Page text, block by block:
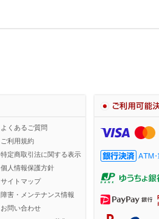
よくあるご質問
ご利用規約
特定商取引法に関する表示
個人情報保護方針
サイトマップ
障害・メンテナンス情報
お問い合わせ